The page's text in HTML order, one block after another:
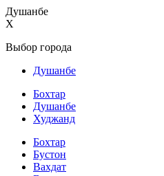
Душанбе
X
Выбор города
Душанбе
Бохтар
Душанбе
Худжанд
Бохтар
Бустон
Вахдат